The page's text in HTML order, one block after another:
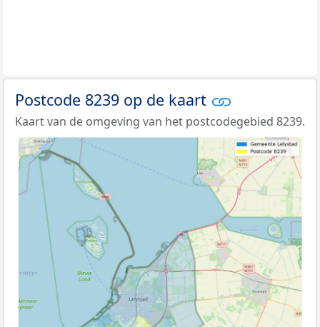
Postcode 8239 op de kaart
Kaart van de omgeving van het postcodegebied 8239.